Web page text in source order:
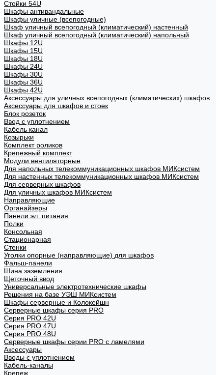
Стойки 54U
Шкафы антивандальные
Шкафы уличные (всепогодные)
Шкаф уличный всепогодный (климатический) настенный
Шкаф уличный всепогодный (климатический) напольный
Шкафы 12U
Шкафы 15U
Шкафы 18U
Шкафы 24U
Шкафы 30U
Шкафы 36U
Шкафы 42U
Аксессуары для уличных всепогодных (климатических) шкафов
Аксессуары для шкафов и стоек
Блок розеток
Ввод с уплотнением
Кабель канал
Козырьки
Комплект роликов
Крепежный комплект
Модули вентиляторные
Для напольных телекоммуникационных шкафов МИКсистем
Для настенных телекоммуникационных шкафов МИКсистем
Для серверных шкафов
Для уличных шкафов МИКсистем
Направляющие
Органайзеры
Панели эл. питания
Полки
Консольная
Стационарная
Стенки
Уголки опорные (направляющие) для шкафов
Фальш-панели
Шина заземления
Щеточный ввод
Универсальные электротехнические шкафы
Решения на базе УЭШ МИКсистем
Шкафы серверные и Колокейшн
Серверные шкафы серия PRO
Серия PRO 42U
Серия PRO 47U
Серия PRO 48U
Серверные шкафы серии PRO с ламелями
Аксессуары
Вводы с уплотнением
Кабель-каналы
Крепеж